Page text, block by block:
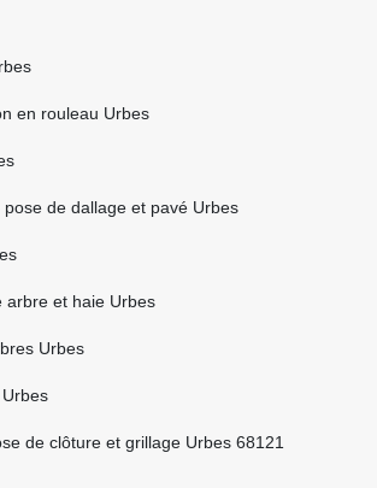
en rouleau Urbes
pose de dallage et pavé Urbes
arbre et haie Urbes
Urbes
de clôture et grillage Urbes 68121